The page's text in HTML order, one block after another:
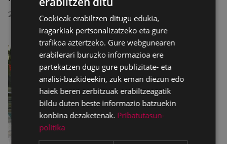
2026/07/30Cookieak erabiltzen ditugu edukia,
iragarkiak pertsonalizatzeko eta gure
trafikoa aztertzeko. Gure webgunearen
erabilerari buruzko informazioa ere
partekatzen dugu gure publizitate- eta
analisi-bazkideekin, zuk eman diezun edo
haiek beren zerbitzuak erabiltzeagatik
bildu duten beste informazio batzuekin
konbina dezaketenak. Pribatutasun-
politika